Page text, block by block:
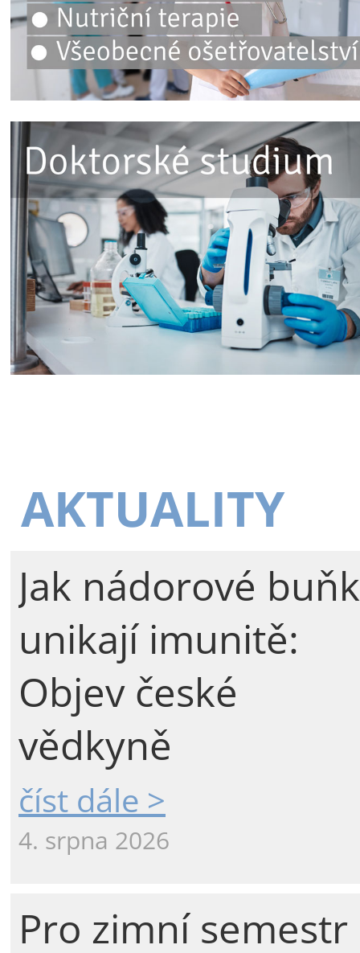
AKTUALITY
Jak nádorové
unikají imunitě:
Objev české
vědkyně
číst dále >
4. srpna 2026
Pro zimní semestr